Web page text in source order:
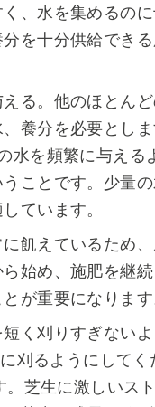
、水を集めるの
を十分供給でき
る。他のほとん
養分を必要としま
水を頻繁に与える
ことです。少量
ています。
飢えているため
始め、施肥を継
が重要になります
く刈りすぎない
刈るようにして
芝生に激しいス